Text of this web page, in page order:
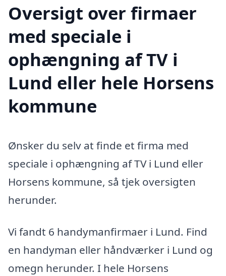
Oversigt over firmaer
med speciale i
ophængning af TV i
Lund eller hele Horsens
kommune
Ønsker du selv at finde et firma med
speciale i ophængning af TV i Lund eller
Horsens kommune, så tjek oversigten
herunder.
Vi fandt 6 handymanfirmaer i Lund. Find
en handyman eller håndværker i Lund og
omegn herunder. I hele Horsens